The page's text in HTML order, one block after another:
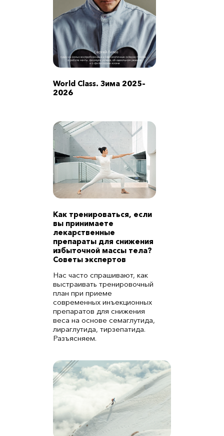
World Class. Зима 2025–
2026
Как тренироваться, если
вы принимаете
лекарственные
препараты для снижения
избыточной массы тела?
Советы экспертов
Нас часто спрашивают, как
выстраивать тренировочный
план при приеме
современных инъекционных
препаратов для снижения
веса на основе семаглутида,
лираглутида, тирзепатида.
Разъясняем.